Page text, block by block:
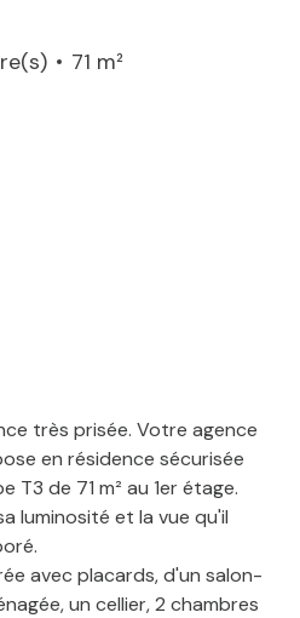
71 m²
très prisée. Votre agence
en résidence sécurisée
de 71 m² au 1er étage.
luminosité et la vue qu'il
avec placards, d'un salon-
un cellier, 2 chambres